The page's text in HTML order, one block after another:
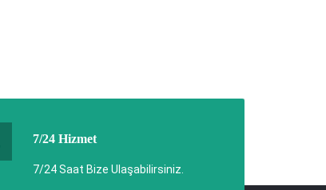
7/24 Hizmet
7/24 Saat Bize Ulaşabilirsiniz.